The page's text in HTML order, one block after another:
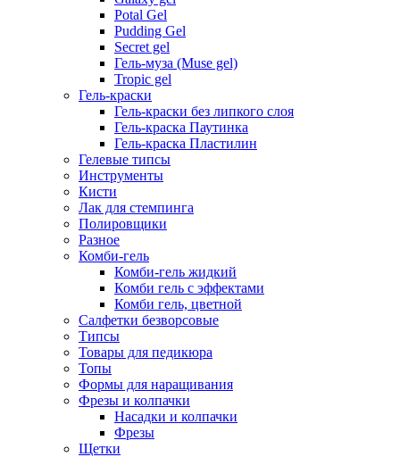
Potal Gel
Pudding Gel
Secret gel
Гель-муза (Muse gel)
Tropic gel
Гель-краски
Гель-краски без липкого слоя
Гель-краска Паутинка
Гель-краска Пластилин
Гелевые типсы
Инструменты
Кисти
Лак для стемпинга
Полировщики
Разное
Комби-гель
Комби-гель жидкий
Комби гель с эффектами
Комби гель, цветной
Салфетки безворсовые
Типсы
Товары для педикюра
Топы
Формы для наращивания
Фрезы и колпачки
Насадки и колпачки
Фрезы
Щетки